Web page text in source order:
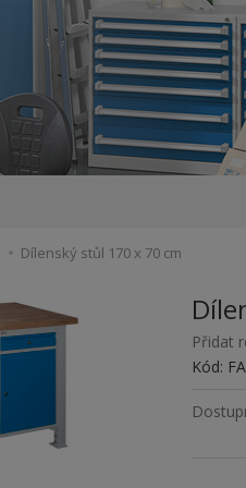
Dílenský stůl 170 x 70 cm
Přidat
Kód: